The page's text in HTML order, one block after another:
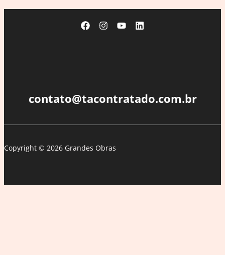
contato@tacontratado.com.br
Copyright © 2026 Grandes Obras